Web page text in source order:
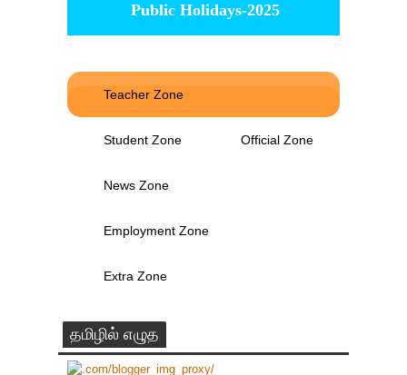
Public Holidays-2025
Teacher Zone
Student Zone Official Zone
News Zone
Employment Zone
Extra Zone
தமிழில் எழுத